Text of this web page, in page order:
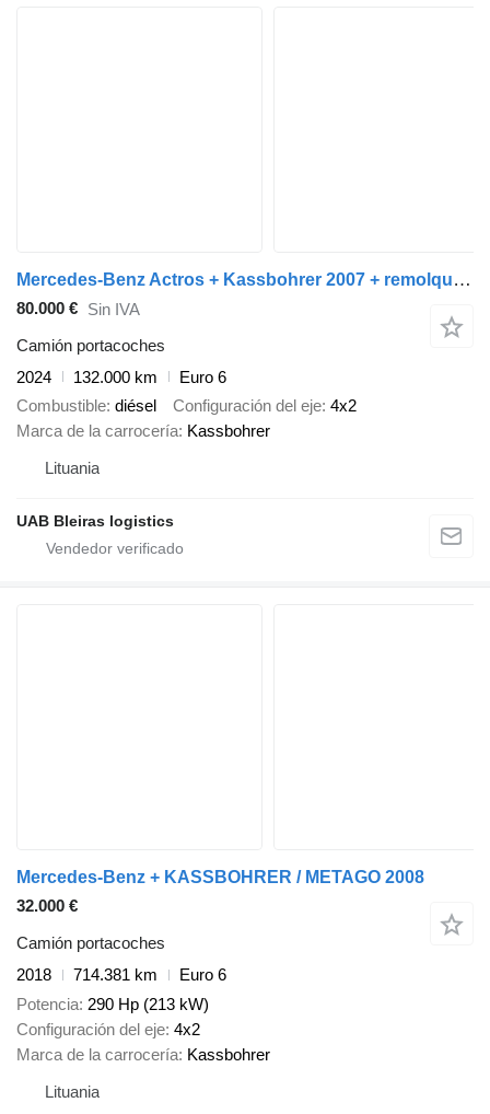
Mercedes-Benz Actros + Kassbohrer 2007 + remolque portacoches
80.000 € Sin IVA
Camión portacoches
2024
132.000 km
Euro 6
Combustible diésel Configuración del eje 4x2
Marca de la carrocería Kassbohrer
Lituania
UAB Bleiras logistics
Mercedes-Benz + KASSBOHRER / METAGO 2008
32.000 €
Camión portacoches
2018
714.381 km
Euro 6
Potencia 290 Hp (213 kW)
Configuración del eje 4x2
Marca de la carrocería Kassbohrer
Lituania